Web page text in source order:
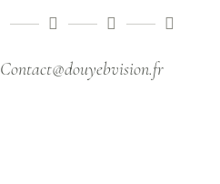
Contact@douyebvision.fr